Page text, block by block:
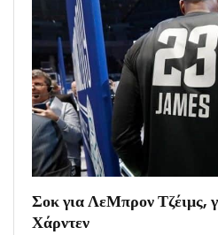
Σοκ για ΛεΜπρον Τζέιμς,
Χάρντεν